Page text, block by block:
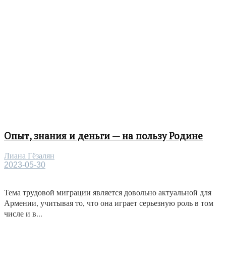
Опыт, знания и деньги — на пользу Родине
Лиана Гёзалян
2023-05-30
Тема трудовой миграции является довольно актуальной для
Армении, учитывая то, что она играет серьезную роль в том
числе и в...